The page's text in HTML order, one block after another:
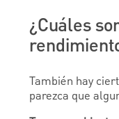
¿Cuáles
También hay
parezca que